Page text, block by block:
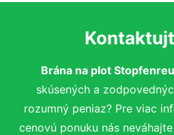
Brána na plot
skúsených a
rozumný peniaz? Pre viac
cenovú ponuku nás